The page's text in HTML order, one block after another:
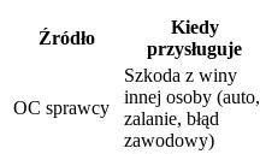
Źródło
Kiedy
przysługuje
OC sprawcy
Szkoda z winy
innej osoby (auto,
zalanie, błąd
zawodowy)